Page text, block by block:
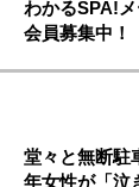
わかるSPA!
会員募集中！
堂々と無断駐
年女性が「泣